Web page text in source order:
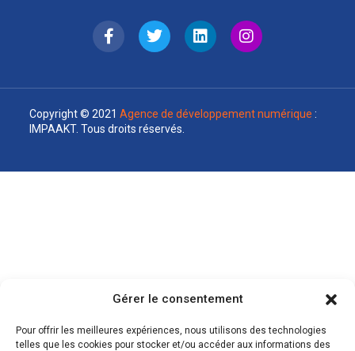
Gérer le consentement
Pour offrir les meilleures expériences, nous utilisons des technologies
telles que les cookies pour stocker et/ou accéder aux informations des
Copyright © 2021Agence de développement numérique :
IMPAAKT. Tous droits réservés.